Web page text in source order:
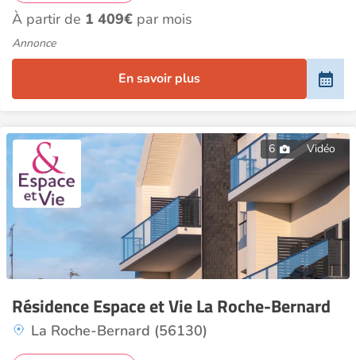
À partir de 1 409€ par mois
Annonce
En savoir plus
6 Vidéo
Résidence Espace et Vie La Roche-Bernard
La Roche-Bernard (56130)